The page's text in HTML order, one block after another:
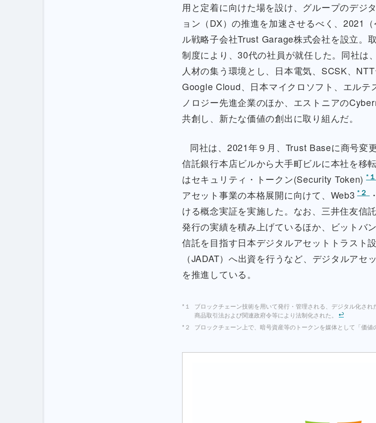
用と定着に向けた場を設け、グループのデジ
ョン（DX）の推進を加速させるべく、2021
ル戦略子会社Trust Garage株式会社を設立。
制度により、30代の社員が就任した。同社は
人材の集う環境とし、日本電気、SCSK、NTT
Google Cloud、日本マイクロソフト、エルテ
ノロジー先進企業のほか、エストニアの
共創し、新たな価値の創出に取り組んだ。
同社は、2021年９月、Trust Baseに商号変
信託銀行本店ビルから大手町ビルに本社を移
はセキュリティ・トークン(Security Token) *１
アセット事業の本格展開に向けて、Web3 *２
ける概念実証を実施した。なお、三井住友信
発行の実績を積み上げているほか、ビットバ
信託を目指す日本デジタルアセットトラスト
（JADAT）へ出資を行うなど、デジタルアセ
を推進している。
ブロックチェーン技術を用いて発行・管理される、デジタル化さ
商品取引法および関連政府令等により法制化された。
ブロックチェーン上で、暗号資産等のトークンを媒体として「価